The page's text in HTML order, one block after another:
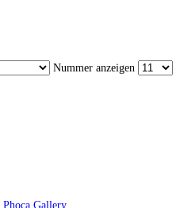
Nummer anzeigen
Phoca Gallery